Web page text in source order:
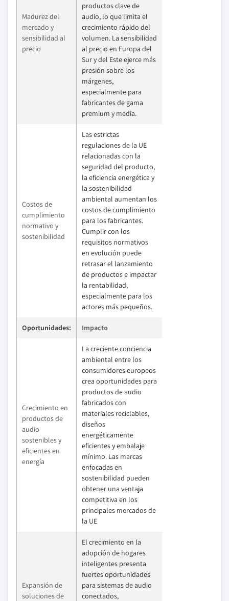
Madurez del
mercado y
sensibilidad al
precio
productos clave de
audio, lo que limita el
crecimiento rápido del
volumen. La sensibilidad
al precio en Europa del
Sur y del Este ejerce más
presión sobre los
márgenes,
especialmente para
fabricantes de gama
premium y media.
Costos de
cumplimiento
normativo y
sostenibilidad
Las estrictas
regulaciones de la UE
relacionadas con la
seguridad del producto,
la eficiencia energética y
la sostenibilidad
ambiental aumentan los
costos de cumplimiento
para los fabricantes.
Cumplir con los
requisitos normativos
en evolución puede
retrasar el lanzamiento
de productos e impactar
la rentabilidad,
especialmente para los
actores más pequeños.
Oportunidades: Impacto
Crecimiento en
productos de
audio
sostenibles y
eficientes en
energía
La creciente conciencia
ambiental entre los
consumidores europeos
crea oportunidades para
productos de audio
fabricados con
materiales reciclables,
diseños
energéticamente
eficientes y embalaje
mínimo. Las marcas
enfocadas en
sostenibilidad pueden
obtener una ventaja
competitiva en los
principales mercados de
la UE
Expansión de
soluciones de
El crecimiento en la
adopción de hogares
inteligentes presenta
fuertes oportunidades
para sistemas de audio
conectados,